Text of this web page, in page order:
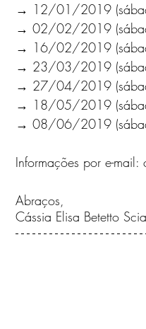
→ 12/01/2019
→ 02/02/2019
→ 16/02/2019
→ 23/03/2019
→ 27/04/2019
→ 18/05/2019
→ 08/06/2019
Informações por e-
Abraços,
Cássia Elisa Betetto